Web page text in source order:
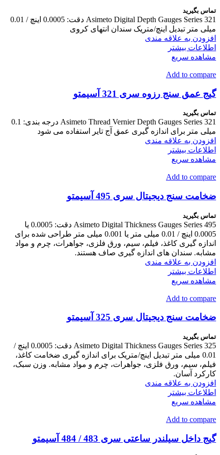
تماس بگیرید
Asimeto Digital Depth Gauges Series 321 دقت: 0.0005 اینچ / 0.01
میلی متر تبدیل اینچ/متریک سندان انتهای کروی
افزودن به علاقه مندی
اطلاعات بیشتر
مشاهده سریع
Add to compare
گیج عمق سنج رزوه سری 321 آسیمتو
تماس بگیرید
Asimeto Thread Vernier Depth Gauges Series 321 درجه بندی: 0.1
میلی متر برای اندازه گیری عمق آج تایر استفاده می شود
افزودن به علاقه مندی
اطلاعات بیشتر
مشاهده سریع
Add to compare
ضخامت سنج دیجیتال سری 495 آسیمتو
تماس بگیرید
Asimeto Digital Thickness Gauges Series 495 دقت: 0.0005 یا
0.0005 اینچ / 0.01 میلی متر یا 0.001 میلی متر طراحی شده برای
اندازه گیری کاغذ، فیلم، سیم، ورق فلزی، جواهرات، چرم و مواد
مشابه. سندان های اندازه گیری صاف هستند.
افزودن به علاقه مندی
اطلاعات بیشتر
مشاهده سریع
Add to compare
ضخامت سنج دیجیتال سری 325 آسیمتو
تماس بگیرید
Asimeto Digital Thickness Gauges Series 325 دقت: 0.0005 اینچ /
0.01 میلی متر تبدیل اینچ/متریک برای اندازه گیری ضخامت کاغذ،
فیلم، سیم، ورق فلزی، جواهرات، چرم و مواد مشابه. وزن سبک،
کارکرد آسان.
افزودن به علاقه مندی
اطلاعات بیشتر
مشاهده سریع
Add to compare
گیج داخل سیلندر ساعتی سری 483 / 484 آسیمتو